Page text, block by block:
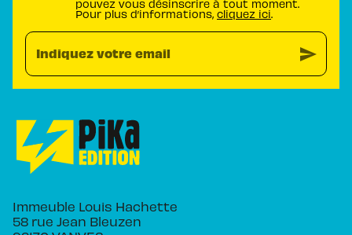
pouvez vous désinscrire à tout moment.
Pour plus d’informations, cliquez ici.
Indiquez votre email send
Immeuble Louis Hachette
58 rue Jean Bleuzen